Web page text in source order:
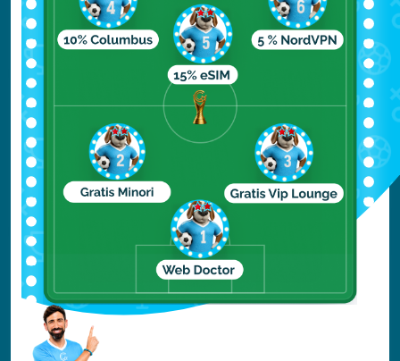
numero di turisti è minore.
In questo periodo, le temperature medie
diurne variano dai 20°C ai 30°C.
L'estate, invece, è molto calda e umida, con
temperature che possono superare i 40°C,
rendendo difficile fare attività all'aperto
durante le ore diurne.
Tuttavia, la stagione estiva è ideale per chi
ama il mare e vuole trascorrere intere
giornate in spiaggia.